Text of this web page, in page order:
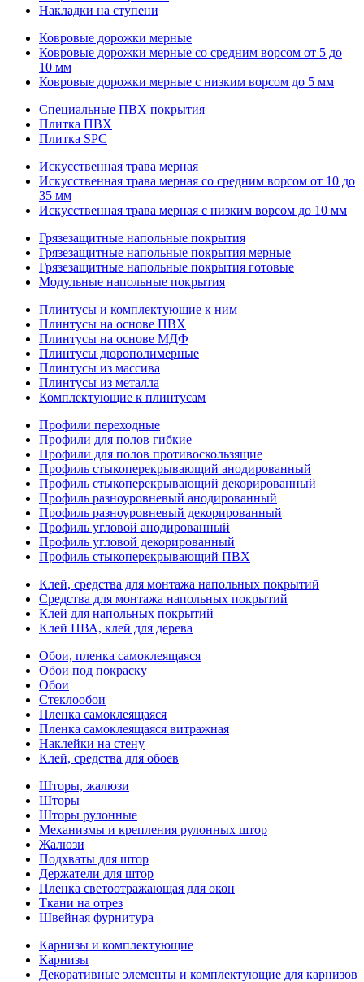
Накладки на ступени
Ковровые дорожки мерные
Ковровые дорожки мерные со средним ворсом от 5 до
10 мм
Ковровые дорожки мерные с низким ворсом до 5 мм
Специальные ПВХ покрытия
Плитка ПВХ
Плитка SPC
Искуccтвенная трава мерная
Искусственная трава мерная со средним ворсом от 10 до
35 мм
Искусственная трава мерная с низким ворсом до 10 мм
Грязезащитные напольные покрытия
Грязезащитные напольные покрытия мерные
Грязезащитные напольные покрытия готовые
Модульные напольные покрытия
Плинтусы и комплектующие к ним
Плинтусы на основе ПВХ
Плинтусы на основе МДФ
Плинтусы дюрополимерные
Плинтусы из массива
Плинтусы из металла
Комплектующие к плинтусам
Профили переходные
Профили для полов гибкие
Профили для полов противоскользящие
Профиль стыкоперекрывающий анодированный
Профиль стыкоперекрывающий декорированный
Профиль разноуровневый анодированный
Профиль разноуровневый декорированный
Профиль угловой анодированный
Профиль угловой декорированный
Профиль стыкоперекрывающий ПВХ
Клей, средства для монтажа напольных покрытий
Средства для монтажа напольных покрытий
Клей для напольных покрытий
Клей ПВА, клей для дерева
Обои, пленка самоклеящаяся
Обои под покраску
Обои
Стеклообои
Пленка самоклеящаяся
Пленка самоклеящаяся витражная
Наклейки на стену
Клей, средства для обоев
Шторы, жалюзи
Шторы
Шторы рулонные
Механизмы и крепления рулонных штор
Жалюзи
Подхваты для штор
Держатели для штор
Пленка светоотражающая для окон
Ткани на отрез
Швейная фурнитура
Карнизы и комплектующие
Карнизы
Декоративные элементы и комплектующие для карнизов